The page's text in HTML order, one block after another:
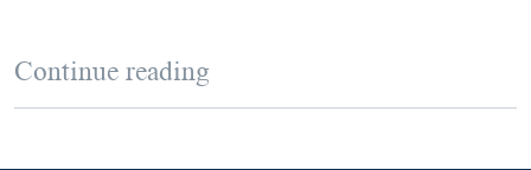
Continue reading